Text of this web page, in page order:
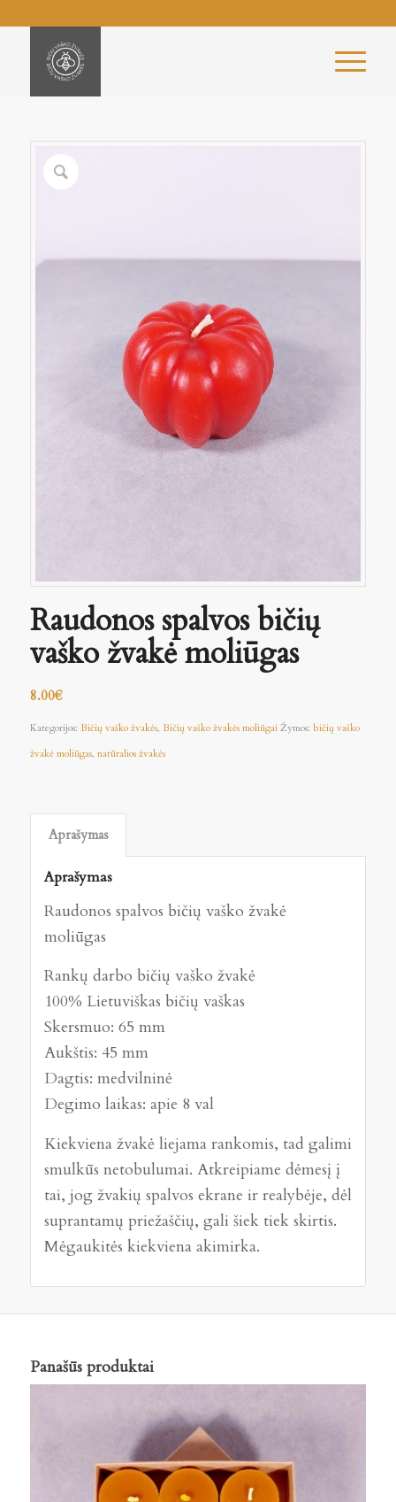
Raudonos spalvos bičių
vaško žvakė moliūgas
8.00€
Kategorijos: Bičių vaško žvakės, Bičių vaško žvakės moliūgai Žymos: bičių vaško
žvakė moliūgas, natūralios žvakės
Aprašymas
Aprašymas
Raudonos spalvos bičių vaško žvakė
moliūgas
Rankų darbo bičių vaško žvakė
100% Lietuviškas bičių vaškas
Skersmuo: 65 mm
Aukštis: 45 mm
Dagtis: medvilninė
Degimo laikas: apie 8 val
Kiekviena žvakė liejama rankomis, tad galimi
smulkūs netobulumai. Atkreipiame dėmesį į
tai, jog žvakių spalvos ekrane ir realybėje, dėl
suprantamų priežaščių, gali šiek tiek skirtis.
Mėgaukitės kiekviena akimirka.
Panašūs produktai